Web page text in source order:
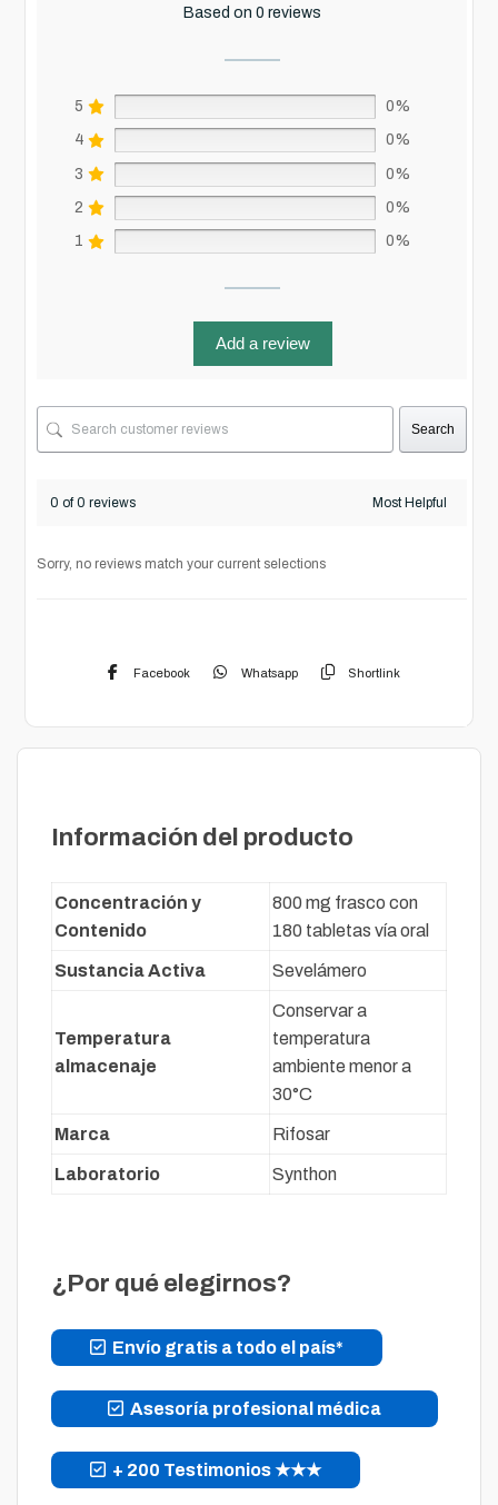
Based on 0 reviews
5 0%
4 0%
3 0%
2 0%
1 0%
Add a review
Search
0 of 0 reviews
Sorry, no reviews match your current selections
Facebook Whatsapp Shortlink
Información del producto
Concentración y
Contenido
800 mg frasco con
180 tabletas vía oral
Sustancia Activa Sevelámero
Temperatura
almacenaje
Conservar a
temperatura
ambiente menor a
30°C
Marca Rifosar
Laboratorio Synthon
¿Por qué elegirnos?
Envío gratis a todo el país*
Asesoría profesional médica
+ 200 Testimonios ★★★